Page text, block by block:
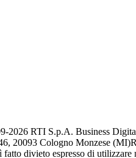
2026 RTI S.p.A. Business
20093 Cologno Monzese (MI)
divieto espresso di utilizzare